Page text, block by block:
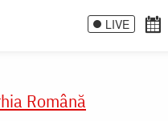
LIVE
Română